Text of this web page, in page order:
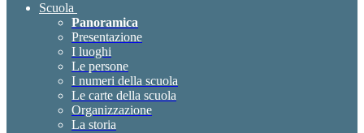
Scuola
Panoramica
Presentazione
I luoghi
Le persone
I numeri della scuola
Le carte della scuola
Organizzazione
La storia